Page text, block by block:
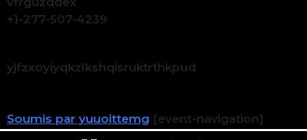
+1-277-507-4239
yjfzxoyiyqkzlkshqisruktrthkpud
Soumis par yuuoittemg [event-navigation]